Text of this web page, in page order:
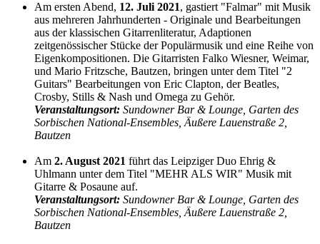
Am ersten Abend, 12. Juli 2021, gastiert "Falmar" mit Musik
aus mehreren Jahrhunderten - Originale und Bearbeitungen
aus der klassischen Gitarrenliteratur, Adaptionen
zeitgenössischer Stücke der Populärmusik und eine Reihe von
Eigenkompositionen. Die Gitarristen Falko Wiesner, Weimar,
und Mario Fritzsche, Bautzen, bringen unter dem Titel "2
Guitars" Bearbeitungen von Eric Clapton, der Beatles,
Crosby, Stills & Nash und Omega zu Gehör.
Veranstaltungsort: Sundowner Bar & Lounge, Garten des
Sorbischen National-Ensembles, Äußere Lauenstraße 2,
Bautzen
Am 2. August 2021 führt das Leipziger Duo Ehrig &
Uhlmann unter dem Titel "MEHR ALS WIR" Musik mit
Gitarre & Posaune auf.
Veranstaltungsort: Sundowner Bar & Lounge, Garten des
Sorbischen National-Ensembles, Äußere Lauenstraße 2,
Bautzen